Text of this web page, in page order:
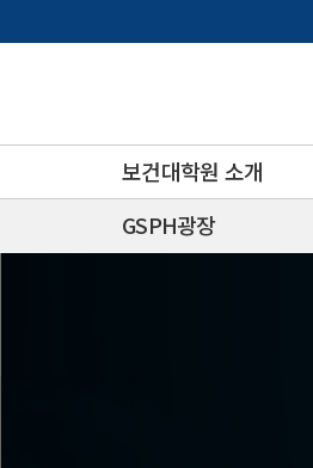
로
보건대학원 소개
GSPH광장